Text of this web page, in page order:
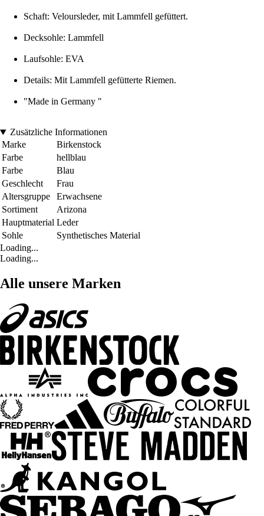
Schaft: Veloursleder, mit Lammfell gefüttert.
Decksohle: Lammfell
Laufsohle: EVA
Details: Mit Lammfell gefütterte Riemen.
"Made in Germany "
Zusätzliche Informationen
Marke
Birkenstock
Farbe
hellblau
Farbe
Blau
Geschlecht
Frau
Altersgruppe
Erwachsene
Sortiment
Arizona
Hauptmaterial Leder
Sohle
Synthetisches Material
Loading...
Loading...
Alle unsere Marken